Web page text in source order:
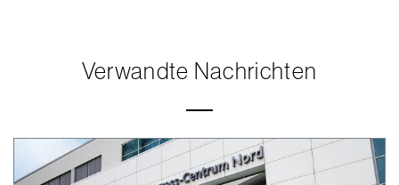
Verwandte Nachrichten